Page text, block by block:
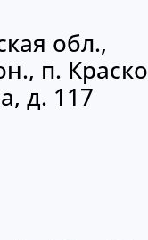
обл.,
п.
д. 117